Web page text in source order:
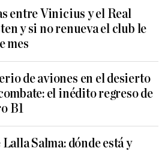
entre Vinicius y el Real
y si no renueva el club le
mes
de aviones en el desierto
el inédito regreso de
B1
Salma: dónde está y